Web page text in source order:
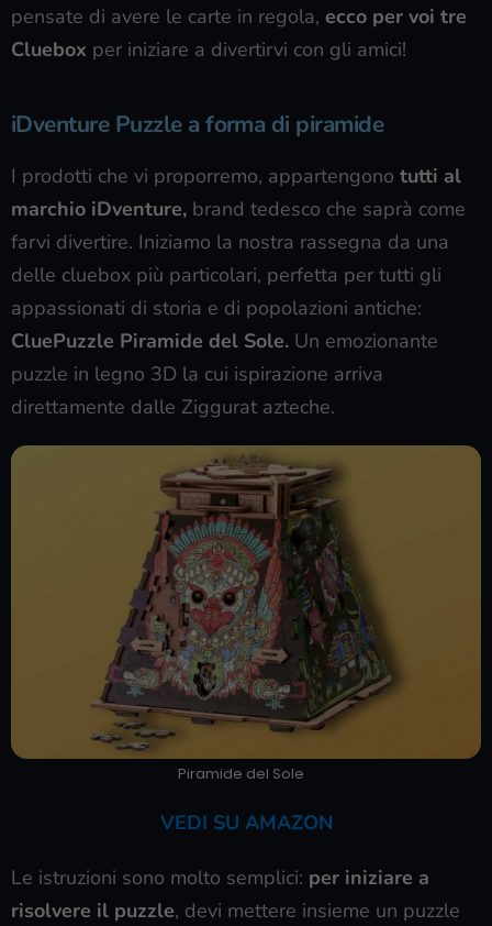
pensate di avere le carte in regola, ecco per voi tre
Cluebox per iniziare a divertirvi con gli amici!
iDventure Puzzle a forma di piramide
I prodotti che vi proporremo, appartengono tutti al
marchio iDventure, brand tedesco che saprà come
farvi divertire. Iniziamo la nostra rassegna da una
delle cluebox più particolari, perfetta per tutti gli
appassionati di storia e di popolazioni antiche:
CluePuzzle Piramide del Sole. Un emozionante
puzzle in legno 3D la cui ispirazione arriva
direttamente dalle Ziggurat azteche.
Piramide del Sole
VEDI SU AMAZON
Le istruzioni sono molto semplici: per iniziare a
risolvere il puzzle, devi mettere insieme un puzzle